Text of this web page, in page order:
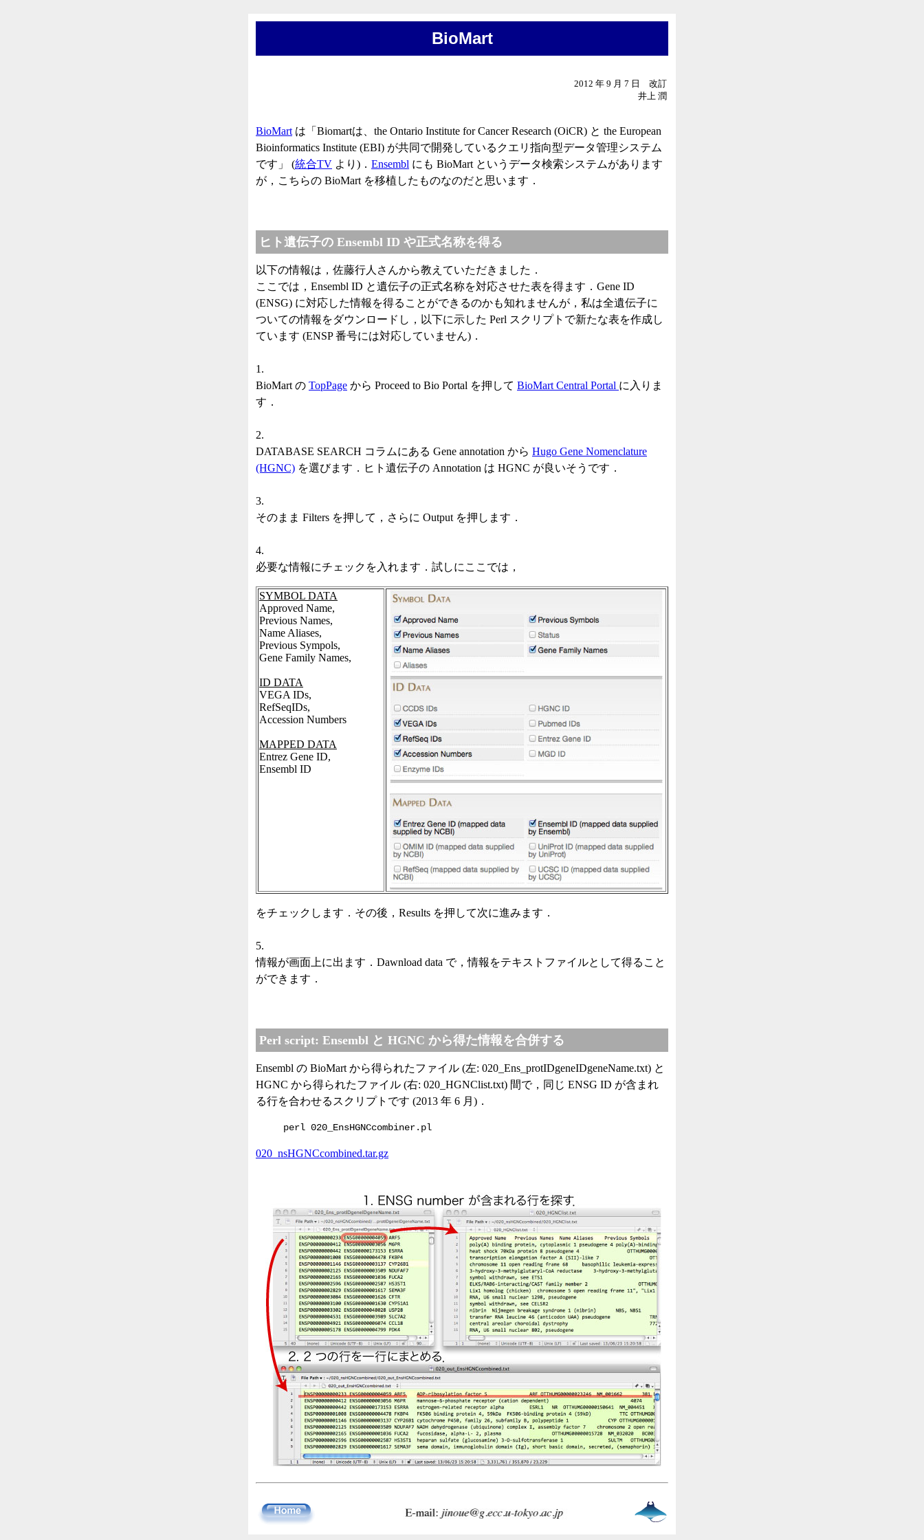
BioMart
2012 年 9 月 7 日 改訂
井上 潤
BioMart は「Biomartは、the Ontario Institute for Cancer Research (OiCR) と the European
Bioinformatics Institute (EBI) が共同で開発しているクエリ指向型データ管理システム
です」 (統合TV より)． Ensembl にも BioMart というデータ検索システムがあります
が，こちらの BioMart を移植したものなのだと思います．
ヒト遺伝子の Ensembl ID や正式名称を得る
以下の情報は，佐藤行人さんから教えていただきました．
ここでは，Ensembl ID と遺伝子の正式名称を対応させた表を得ます．Gene ID
(ENSG) に対応した情報を得ることができるのかも知れませんが，私は全遺伝子に
ついての情報をダウンロードし，以下に示した Perl スクリプトで新たな表を作成し
ています (ENSP 番号には対応していません)．
1.
BioMart の TopPage から Proceed to Bio Portal を押して BioMart Central Portal に入りま
す．
2.
DATABASE SEARCH コラムにある Gene annotation から Hugo Gene Nomenclature
(HGNC) を選びます．ヒト遺伝子の Annotation は HGNC が良いそうです．
3.
そのまま Filters を押して，さらに Output を押します．
4.
必要な情報にチェックを入れます．試しにここでは，
SYMBOL DATA
Approved Name,
Previous Names,
Name Aliases,
Previous Sympols,
Gene Family Names,
ID DATA
VEGA IDs,
RefSeqIDs,
Accession Numbers
MAPPED DATA
Entrez Gene ID,
Ensembl ID
をチェックします．その後，Results を押して次に進みます．
5.
情報が画面上に出ます．Dawnload data で，情報をテキストファイルとして得ること
ができます．
Perl script: Ensembl と HGNC から得た情報を合併する
Ensembl の BioMart から得られたファイル (左: 020_Ens_protIDgeneIDgeneName.txt) と
HGNC から得られたファイル (右: 020_HGNClist.txt) 間で，同じ ENSG ID が含まれ
る行を合わせるスクリプトです (2013 年 6 月)．
perl 020_EnsHGNCcombiner.pl
020_nsHGNCcombined.tar.gz